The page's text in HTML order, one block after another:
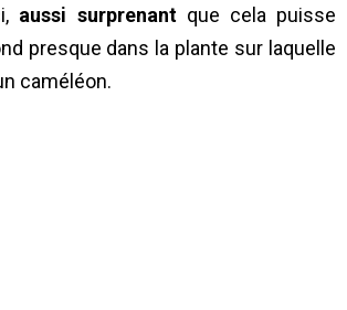
aussi surprenantque cela puisse
presque dans la plante sur laquelle
caméléon.